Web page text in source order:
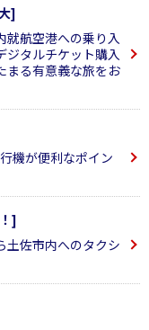
]
就航空港への乗り入
ジタルチケット購入
まる有意義な旅をお
機が便利なポイン
]
土佐市内へのタクシ